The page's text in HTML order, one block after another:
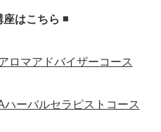
座はこちら ◾️
ロマアドバイザーコース
ーバルセラピストコース